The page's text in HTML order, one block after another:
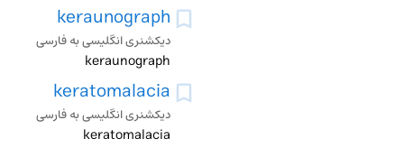
keraunograph
دیکشنری انگلیسی به فارسی
keraunograph
keratomalacia
دیکشنری انگلیسی به فارسی
keratomalacia